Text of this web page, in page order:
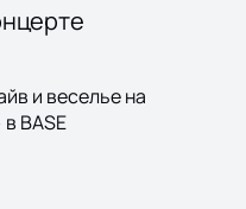
и веселье на
BASE